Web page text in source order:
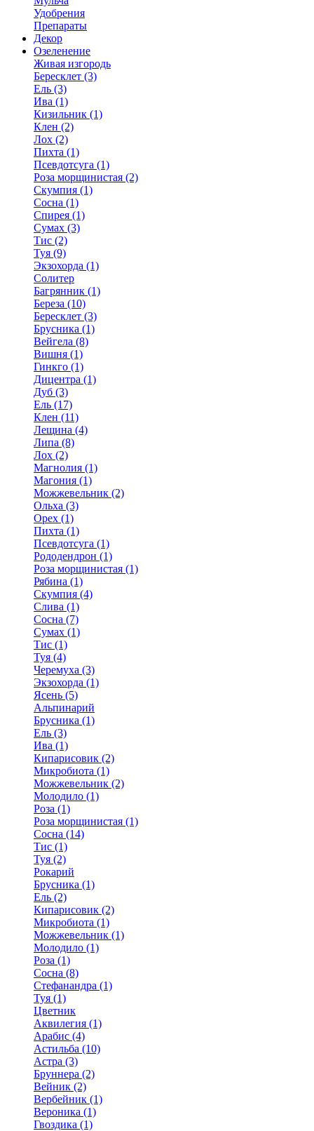
Удобрения
Препараты
Декор
Озеленение
Живая изгородь
Бересклет (3)
Ель (3)
Ива (1)
Кизильник (1)
Клен (2)
Лох (2)
Пихта (1)
Псевдотсуга (1)
Роза морщинистая (2)
Скумпия (1)
Сосна (1)
Спирея (1)
Сумах (3)
Тис (2)
Туя (9)
Экзохорда (1)
Солитер
Багрянник (1)
Береза (10)
Бересклет (3)
Брусника (1)
Вейгела (8)
Вишня (1)
Гинкго (1)
Дицентра (1)
Дуб (3)
Ель (17)
Клен (11)
Лещина (4)
Липа (8)
Лох (2)
Магнолия (1)
Магония (1)
Можжевельник (2)
Ольха (3)
Орех (1)
Пихта (1)
Псевдотсуга (1)
Рододендрон (1)
Роза морщинистая (1)
Рябина (1)
Скумпия (4)
Слива (1)
Сосна (7)
Сумах (1)
Тис (1)
Туя (4)
Черемуха (3)
Экзохорда (1)
Ясень (5)
Альпинарий
Брусника (1)
Ель (3)
Ива (1)
Кипарисовик (2)
Микробиота (1)
Можжевельник (2)
Молодило (1)
Роза (1)
Роза морщинистая (1)
Сосна (14)
Тис (1)
Туя (2)
Рокарий
Брусника (1)
Ель (2)
Кипарисовик (2)
Микробиота (1)
Можжевельник (1)
Молодило (1)
Роза (1)
Сосна (8)
Стефанандра (1)
Туя (1)
Цветник
Аквилегия (1)
Арабис (4)
Астильба (10)
Астра (3)
Бруннера (2)
Вейник (2)
Вербейник (1)
Вероника (1)
Гвоздика (1)